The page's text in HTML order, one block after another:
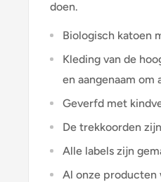
doen.
Biologisch katoen
Kleding van de
en aangenaam om
Geverfd met
De trekkoorden
Alle labels zijn
Al onze producten